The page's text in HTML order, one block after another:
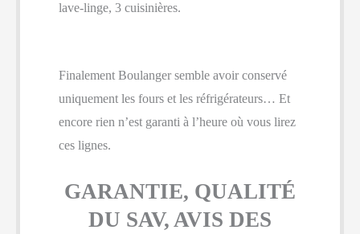
lave-linge, 3 cuisinières.
Finalement Boulanger semble avoir conservé
uniquement les fours et les réfrigérateurs… Et
encore rien n’est garanti à l’heure où vous lirez
ces lignes.
GARANTIE, QUALITÉ
DU SAV, AVIS DES